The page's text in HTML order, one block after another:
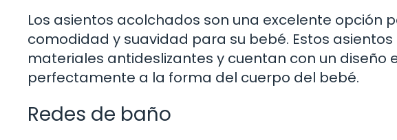
Los asientos acolchados son una excelente opción
comodidad y suavidad para su bebé. Estos
materiales antideslizantes y cuentan con un diseño
perfectamente a la forma del cuerpo del bebé.
Redes de baño